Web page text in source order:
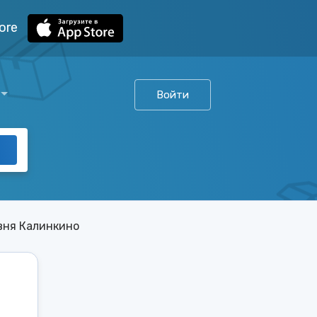
Войти
Калинкино